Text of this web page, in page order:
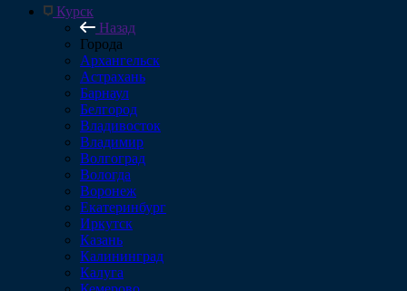
Курск
Назад
Города
Архангельск
Астрахань
Барнаул
Белгород
Владивосток
Владимир
Волгоград
Вологда
Воронеж
Екатеринбург
Иркутск
Казань
Калининград
Калуга